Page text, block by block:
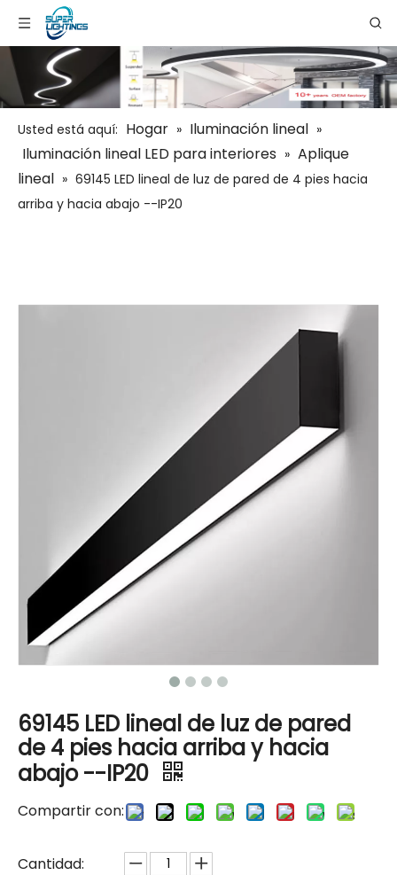
Usted está aquí: Hogar » Iluminación lineal »
Iluminación lineal LED para interiores » Aplique
lineal » 69145 LED lineal de luz de pared de 4 pies hacia
arriba y hacia abajo --IP20
69145 LED lineal de luz de pared
de 4 pies hacia arriba y hacia
abajo --IP20
Compartir con:
Cantidad: